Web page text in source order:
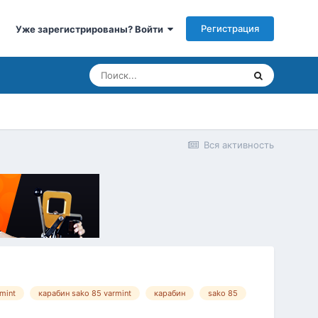
Уже зарегистрированы? Войти Регистрация
Вся активность
карабин sako 85 varmint карабин
sako 85